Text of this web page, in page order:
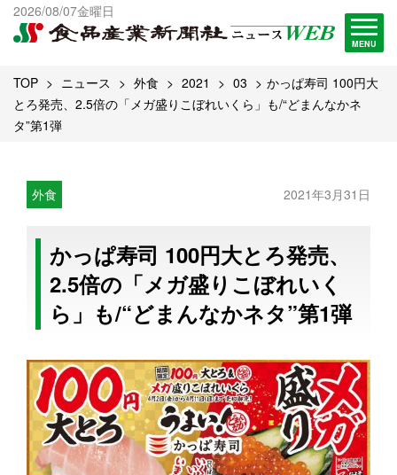
2026/08/07金曜日
MENU
出版物一覧へ
試読・購読申し込み
TOP ニュース 外食 2021 03
かっぱ寿司 100円大
とろ発売、2.5倍の「メガ盛りこぼれいくら」も/“どまんなかネ
タ”第1弾
外食 2021年3月31日
かっぱ寿司 100円大とろ発売、
2.5倍の「メガ盛りこぼれいく
ら」も/“どまんなかネタ”第1弾